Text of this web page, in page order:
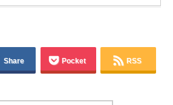
Share Pocket RSS